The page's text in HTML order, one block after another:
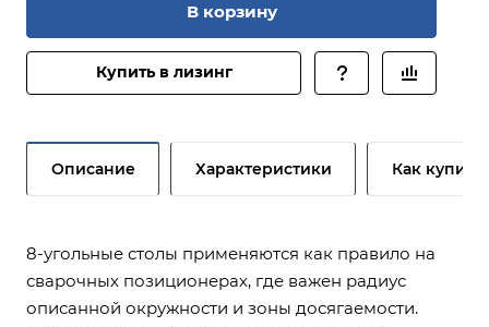
В корзину
Купить в лизинг
Описание Характеристики Как купить
8-угольные столы применяются как правило на
сварочных позиционерах, где важен радиус
описанной окружности и зоны досягаемости.